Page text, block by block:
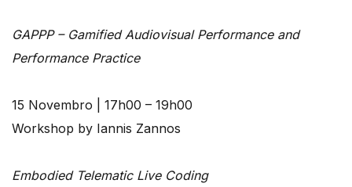
GAPPP – Gamified Audiovisual Performance and
Performance Practice
15 Novembro | 17h00 – 19h00
Workshop by Iannis Zannos
Embodied Telematic Live Coding